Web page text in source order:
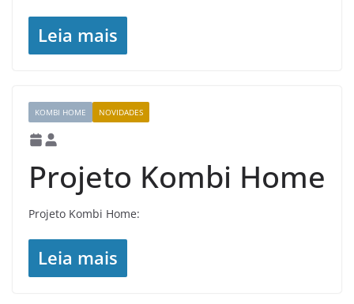
Leia mais
KOMBI HOME NOVIDADES
Projeto Kombi Home
Projeto Kombi Home:
Leia mais